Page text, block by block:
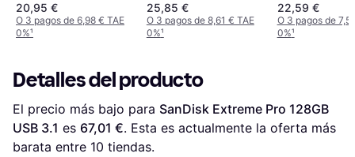
20,95 €
O 3 pagos de 6,98 € TAE
0%¹
25,85 €
O 3 pagos de 8,61 € TAE
0%¹
22,59 €
O 3 pagos de
0%¹
Detalles del producto
El precio más bajo para SanDisk Extreme Pro 128GB
USB 3.1 es 67,01 €. Esta es actualmente la oferta más
barata entre 10 tiendas.